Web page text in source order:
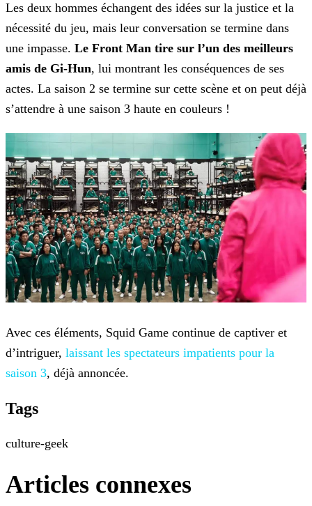
Les deux hommes échangent des idées sur la justice et la
nécessité du jeu, mais leur conversation se termine dans
une impasse. Le Front Man tire sur l’un des meilleurs
amis de Gi-Hun, lui montrant les conséquences de ses
actes. La saison 2 se termine sur cette scène et on peut déjà
s’attendre à une saison 3 haute en couleurs !
Avec ces éléments, Squid Game continue de captiver et
d’intriguer, laissant les spectateurs impatients pour la
saison 3, déjà annoncée.
Tags
culture-geek
Articles connexes